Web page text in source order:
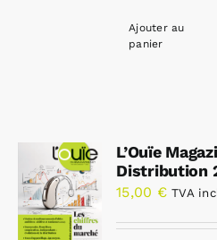
Ajouter au
panier
L’Ouïe
Distribution
15,00 € TVA